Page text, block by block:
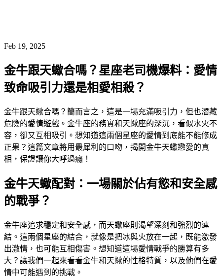
Feb 19, 2025
金牛跟天蠍合嗎？星座老司機爆料：愛情
致命吸引力還是相愛相殺？
金牛跟天蠍合嗎？簡而言之，這是一場充滿吸引力，但也潛藏
危險的愛情遊戲。金牛座的務實和天蠍座的深沉，看似水火不
容，卻又互相吸引。想知道這兩個星座的愛情到底能不能修成
正果？這篇文章將用最犀利的口吻，揭開金牛天蠍戀愛的真
相，保證讓你大呼過癮！
金牛天蠍配對：一場關於佔有慾和安全感
的戰爭？
金牛座追求穩定和安全感，而天蠍座則渴望深刻和強烈的連
結。這兩個星座的結合，就像是把冰與火放在一起，既能激發
出激情，也可能互相傷害。想知道這場愛情戰爭的勝算有多
大？讓我們一起來看看金牛和天蠍的性格特質，以及他們在愛
情中可能遇到的挑戰。